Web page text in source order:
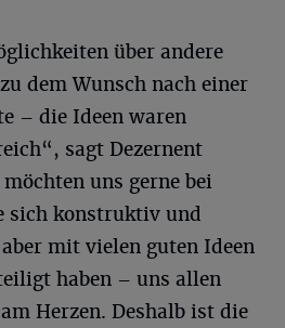
über andere
dem Wunsch nach einer
– die Ideen waren
sagt Dezernent
uns gerne bei
sich konstruktiv und
mit vielen guten Ideen
haben – uns allen
Herzen. Deshalb ist die